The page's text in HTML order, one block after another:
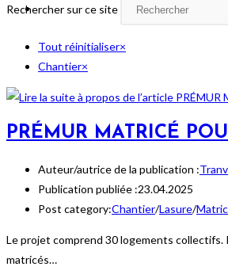
Rechercher sur ce site
Tout réinitialiser×
Chantier×
PRÉMUR MATRICÉ
Auteur/autrice de la publication :
Publication publiée :23.04.2025
Post category:Chantier/Lasure/
Le projet comprend 30 logements collectifs.
matricés…